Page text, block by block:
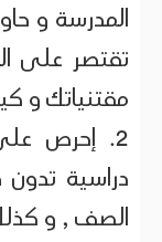
المدرسة و
تقتصر على
مقتنياتك و
2. إحرص
دراسية
الصف , و